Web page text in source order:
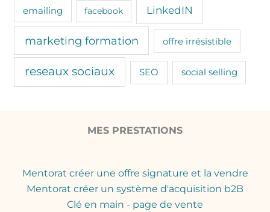
emailing facebook LinkedIN
marketing formation offre irrésistible
reseaux sociaux SEO social selling
MES PRESTATIONS
Mentorat créer une offre signature et la vendre
Mentorat créer un système d'acquisition b2B
Clé en main - page de vente